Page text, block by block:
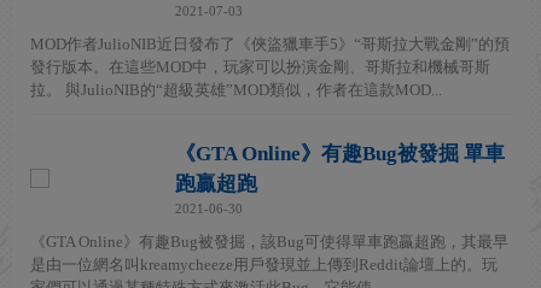
2021-07-03
MOD作者JulioNIB近日發布了《俠盜獵車手5》“哥斯拉大戰金剛”的預
發行版本。在這些MOD中，玩家可以扮演金剛、哥斯拉和機械哥斯
拉。 與JulioNIB的“超級英雄”MOD類似，作者在這款MOD...
《GTA Online》有趣Bug被發掘 單車
跑贏超跑
2021-06-30
《GTA Online》有趣Bug被發掘，該Bug可使得單車跑贏超跑，其最早
是由一位網名叫kreamycheeze用戶發現並上傳到Reddit論壇上的。玩